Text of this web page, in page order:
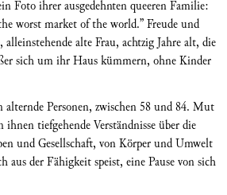
Foto ihrer ausgedehnten queeren Familie:
worst market of the world.” Freude und
alte Frau, achtzig Jahre alt, die
sich um ihr Haus kümmern, ohne Kinder
Personen, zwischen 58 und 84. Mut
tiefgehende Verständnisse über die
und Gesellschaft, von Körper und Umwelt
aus der Fähigkeit speist, eine Pause von sich